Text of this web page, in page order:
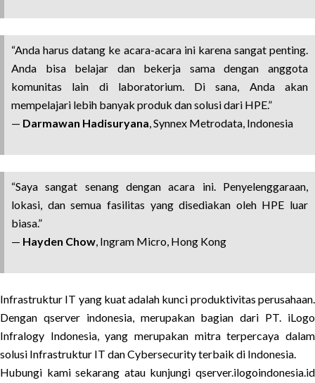
“Anda harus datang ke acara-acara ini karena sangat penting.
Anda bisa belajar dan bekerja sama dengan anggota
komunitas lain di laboratorium. Di sana, Anda akan
mempelajari lebih banyak produk dan solusi dari HPE.”
— Darmawan Hadisuryana, Synnex Metrodata, Indonesia
“Saya sangat senang dengan acara ini. Penyelenggaraan,
lokasi, dan semua fasilitas yang disediakan oleh HPE luar
biasa.”
— Hayden Chow, Ingram Micro, Hong Kong
Infrastruktur IT yang kuat adalah kunci produktivitas perusahaan.
Dengan qserver indonesia, merupakan bagian dari PT. iLogo
Infralogy Indonesia, yang merupakan mitra terpercaya dalam
solusi Infrastruktur IT dan Cybersecurity terbaik di Indonesia.
Hubungi kami sekarang atau kunjungi qserver.ilogoindonesia.id